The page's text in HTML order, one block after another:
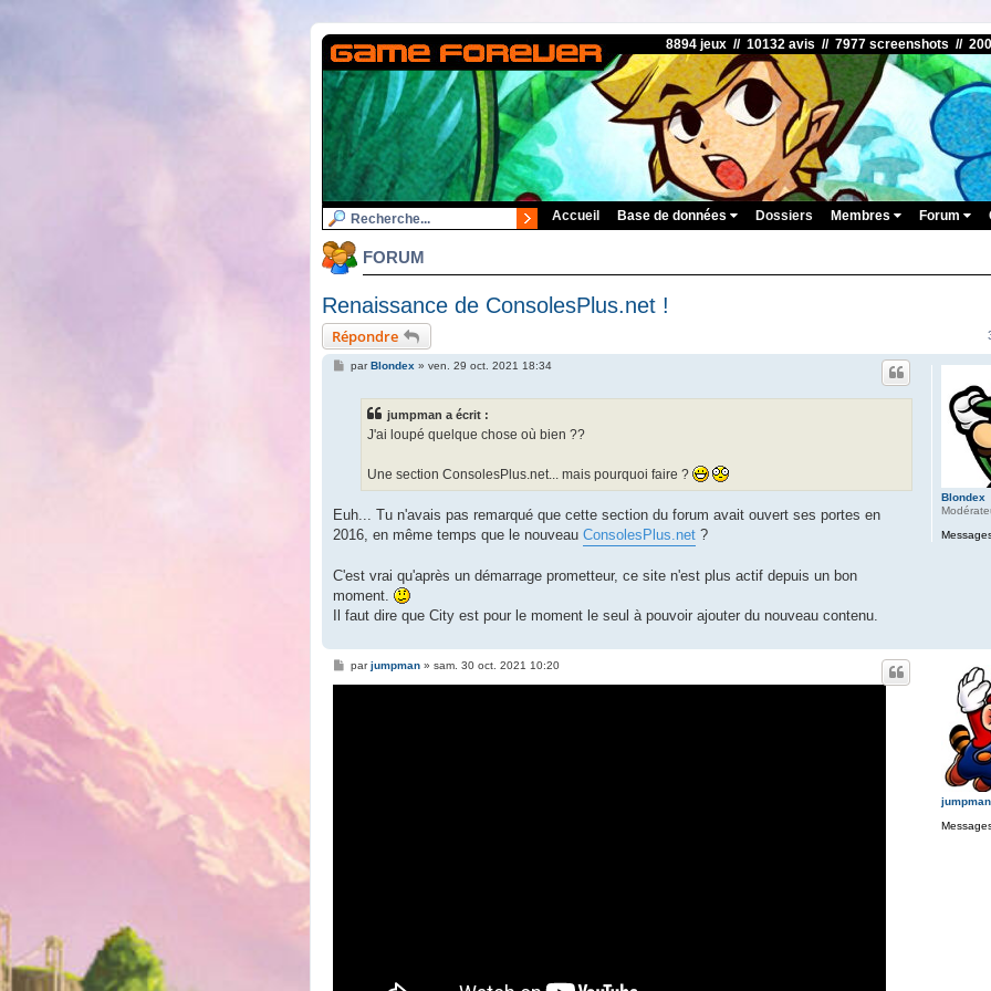
8894 jeux // 10132 avis // 7977 screenshots //
Accueil Base de données Dossiers Membres Forum
FORUM
Renaissance de ConsolesPlus.net !
Répondre
Blondex
MparBlondex » ven. 29 oct. 2021 18:34
jumpman a écrit :
J'ai loupé quelque chose où bien ??
Une section ConsolesPlus.net... mais pourquoi faire ?
Euh... Tu n'avais pas remarqué que cette section du forum avait ouvert ses portes en
2016, en même temps que le nouveau ConsolesPlus.net ?
C'est vrai qu'après un démarrage prometteur, ce site n'est plus actif depuis un bon
moment.
Il faut dire que City est pour le moment le seul à pouvoir ajouter du nouveau contenu.
jumpman
Mparjumpman» sam. 30 oct. 2021 10:20